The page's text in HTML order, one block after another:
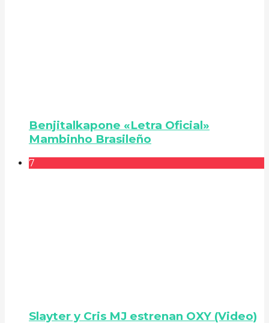
Benjitalkapone «Letra Oficial»
Mambinho Brasileño
7
Slayter y Cris MJ estrenan OXY (Video)